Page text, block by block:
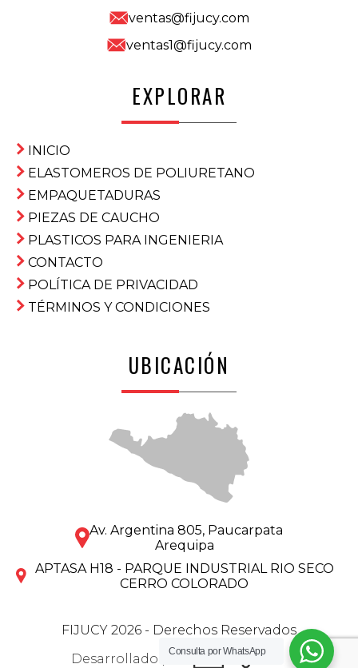
ventas@fijucy.com
ventas1@fijucy.com
EXPLORAR
INICIO
ELASTOMEROS DE POLIURETANO
EMPAQUETADURAS
PIEZAS DE CAUCHO
PLASTICOS PARA INGENIERIA
CONTACTO
POLÍTICA DE PRIVACIDAD
TÉRMINOS Y CONDICIONES
UBICACIÓN
Av. Argentina 805, Paucarpata
Arequipa
APTASA H18 - PARQUE INDUSTRIAL RIO SECO
CERRO COLORADO
FIJUCY 2026 - Derechos Reservados
Desarrollado por
Consulta porWhatsApp